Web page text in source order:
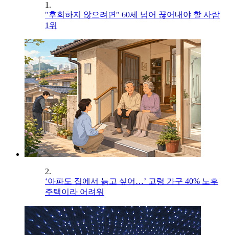
1.
"후회하지 않으려면" 60세 넘어 끊어내야 할 사람
1위
2.
‘아파도 집에서 늙고 싶어…’ 고령 가구 40% 노후
주택이라 어려워